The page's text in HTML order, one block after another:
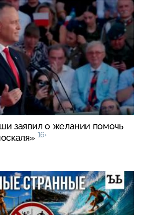
заявил о желании помочь
16+